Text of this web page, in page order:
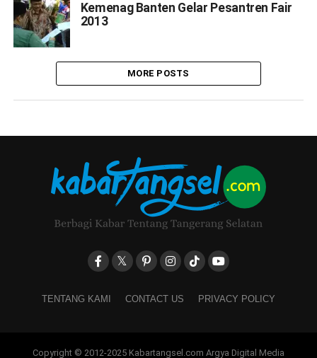
Kemenag Banten Gelar Pesantren Fair
2013
MORE POSTS
TENTANG KAMI CONTACT US PRIVACY POLICY
Copyright © 2012-2025 Kabartangsel.com Argya Digital Media